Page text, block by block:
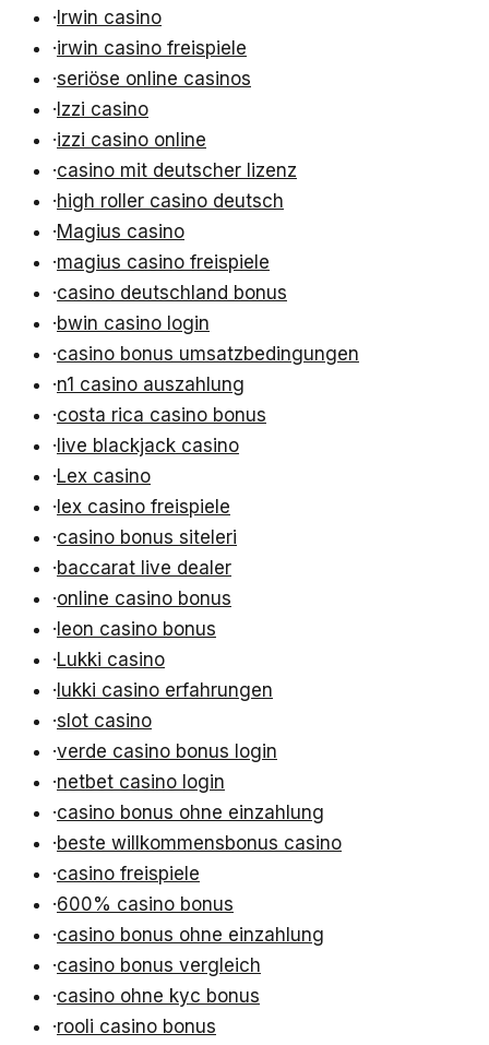
· Irwin casino
·irwin casino freispiele
·seriöse online casinos
· Izzi casino
·izzi casino online
·casino mit deutscher lizenz
·high roller casino deutsch
·Magius casino
·magius casino freispiele
·casino deutschland bonus
·bwin casino login
·casino bonus umsatzbedingungen
·n1 casino auszahlung
·costa rica casino bonus
· live blackjack casino
·Lex casino
· lex casino freispiele
·casino bonus siteleri
·baccarat live dealer
·online casino bonus
· leon casino bonus
·Lukki casino
· lukki casino erfahrungen
·slot casino
·verde casino bonus login
·netbet casino login
·casino bonus ohne einzahlung
·beste willkommensbonus casino
·casino freispiele
·600% casino bonus
·casino bonus ohne einzahlung
·casino bonus vergleich
·casino ohne kyc bonus
·rooli casino bonus